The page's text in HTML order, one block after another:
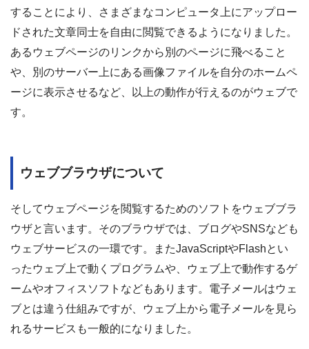
することにより、さまざまなコンピュータ上にアップロー
ドされた文章同士を自由に閲覧できるようになりました。
あるウェブページのリンクから別のページに飛べること
や、別のサーバー上にある画像ファイルを自分のホームペ
ージに表示させるなど、以上の動作が行えるのがウェブで
す。
ウェブブラウザについて
そしてウェブページを閲覧するためのソフトをウェブブラ
ウザと言います。そのブラウザでは、ブログやSNSなども
ウェブサービスの一環です。またJavaScriptやFlashとい
ったウェブ上で動くプログラムや、ウェブ上で動作するゲ
ームやオフィスソフトなどもあります。電子メールはウェ
ブとは違う仕組みですが、ウェブ上から電子メールを見ら
れるサービスも一般的になりました。